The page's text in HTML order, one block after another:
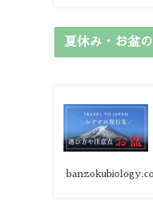
夏休み・お盆